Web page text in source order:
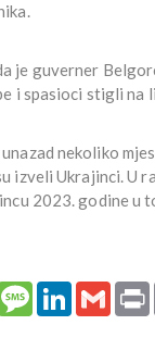
je guverner
i spasioci stigli na
nekoliko
izveli Ukrajinci. U
2023. godine u
MessageLinkedInGmail